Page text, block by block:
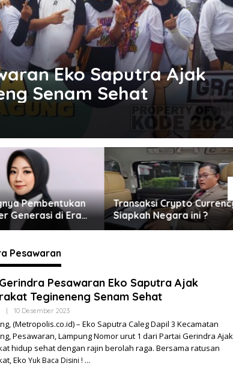
Eko Saputra Ajak
Senam Sehat
Crypto Currency:
Negara ini ?
Kemandirian Tanggamus
dan Hilirisasi
Pesawaran
Pesawaran Eko Saputra Ajak
Tegineneng Senam Sehat
| 10 Desember 2023Oleh
(Metropolis.co.id) – Eko Saputra Caleg Dapil 3 Kecamatan
Pesawaran, Lampung Nomor urut 1 dari Partai Gerindra Ajak
hidup sehat dengan rajin berolah raga. Bersama ratusan
Eko Yuk Baca Disini !